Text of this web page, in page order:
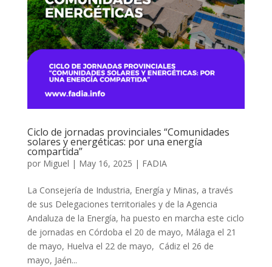
Ciclo de jornadas provinciales “Comunidades
solares y energéticas: por una energía
compartida”
por Miguel | May 16, 2025 | FADIA
La Consejería de Industria, Energía y Minas, a través
de sus Delegaciones territoriales y de la Agencia
Andaluza de la Energía, ha puesto en marcha este ciclo
de jornadas en Córdoba el 20 de mayo, Málaga el 21
de mayo, Huelva el 22 de mayo, Cádiz el 26 de
mayo, Jaén...